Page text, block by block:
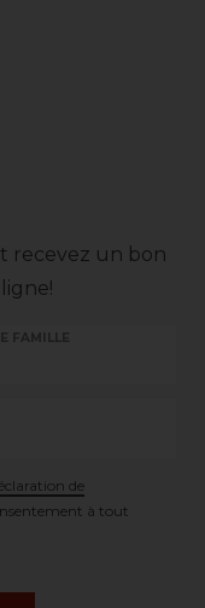
recevez un bon
FAMILLE
de
à tout